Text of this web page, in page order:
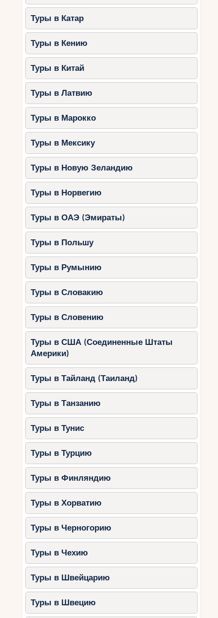
Туры в Катар
Туры в Кению
Туры в Китай
Туры в Латвию
Туры в Марокко
Туры в Мексику
Туры в Новую Зеландию
Туры в Норвегию
Туры в ОАЭ (Эмираты)
Туры в Польшу
Туры в Румынию
Туры в Словакию
Туры в Словению
Туры в США (Соединенные Штаты
Америки)
Туры в Тайланд (Таиланд)
Туры в Танзанию
Туры в Тунис
Туры в Турцию
Туры в Финляндию
Туры в Хорватию
Туры в Черногорию
Туры в Чехию
Туры в Швейцарию
Туры в Швецию